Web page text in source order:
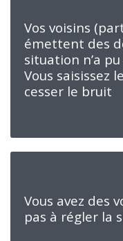
Vos voisins
émettent des
situation n’a
Vous saisissez
cesser le bruit
Vous avez des
pas à régler la